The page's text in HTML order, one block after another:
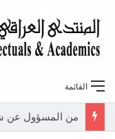
القائمة
من المسؤول عن